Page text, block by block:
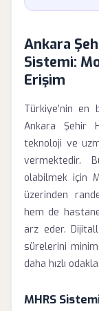
Ankara
Sistemi:
Erişim
Türkiye’nin en
Ankara Şehir
teknoloji ve
vermektedir.
olabilmek için
üzerinden
hem de
arz eder.
sürelerini
daha hızlı
MHRS